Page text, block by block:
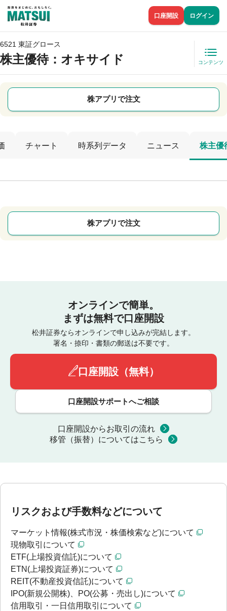
口座開設 ログイン
6521 東証グロース
株主優待：オキサイド コンテンツ
株アプリで注文
チャート 時系列データ ニュース 株主優
株アプリで注文
オンラインで簡単。
まずは無料で口座開設
松井証券ならオンラインで申し込みが完結します。
署名・捺印・書類の郵送は不要です。
口座開設（無料）
口座開設サポートへご相談
口座開設からお取引の流れ
移管（振替）についてはこちら
リスクおよび手数料などについて
マーケット情報(株式市況・株価検索など)について
現物取引について
ETF(上場投資信託)について
ETN(上場投資証券)について
REIT(不動産投資信託)について
IPO(新規公開株)、PO(公募・売出し)について
信用取引・一日信用取引について